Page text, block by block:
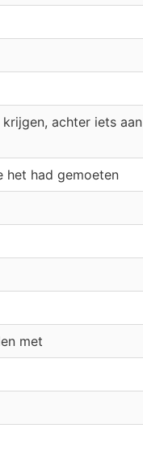
achter iets aan
het had gemoeten
met